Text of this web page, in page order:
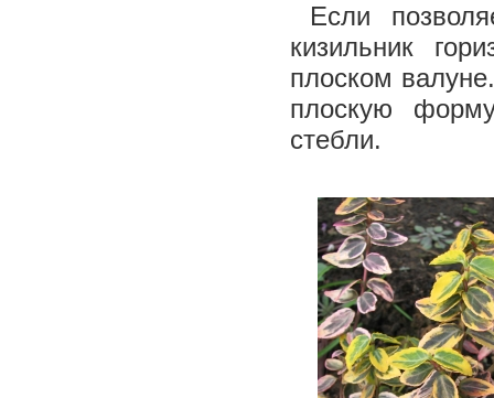
Если
кизильник
плоском
плоскую
стебли.